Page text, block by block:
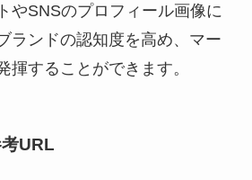
やSNSのプロフィール画像に
ランドの認知度を高め、マー
揮することができます。
URL